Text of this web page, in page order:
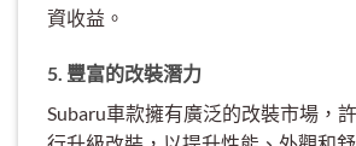
資收益。
5. 豐富的改裝潛力
Subaru車款擁有廣泛的改裝市場，